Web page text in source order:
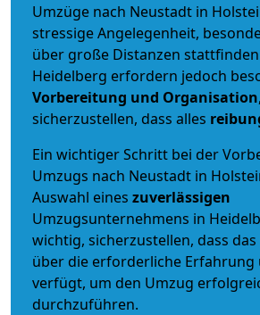
Umzüge nach Neustadt in
stressige Angelegenheit,
über große Distanzen
Heidelberg erfordern jedoch
Vorbereitung und Organisation
sicherzustellen, dass alles
Ein wichtiger Schritt bei der
Umzugs nach Neustadt in
Auswahl eines zuverlässigen
Umzugsunternehmens in
wichtig, sicherzustellen, dass
über die erforderliche Erfahrung
verfügt, um den Umzug
durchzuführen.